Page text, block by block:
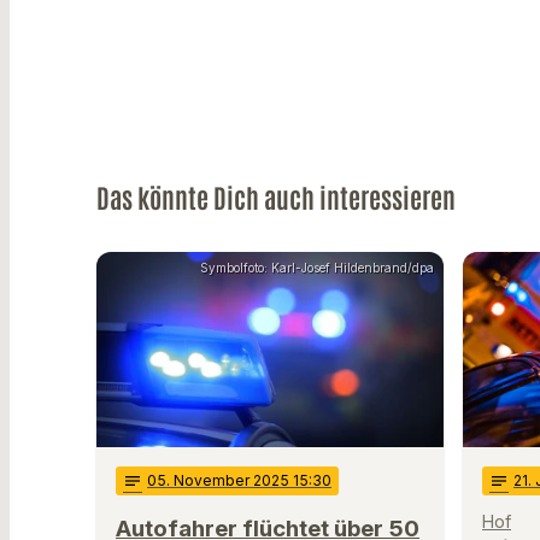
Das könnte Dich auch interessieren
Symbolfoto: Karl-Josef Hildenbrand/dpa
notes 05. November 2025 15:30
Autofahrer flüchtet über 50
notes 21.
Hof